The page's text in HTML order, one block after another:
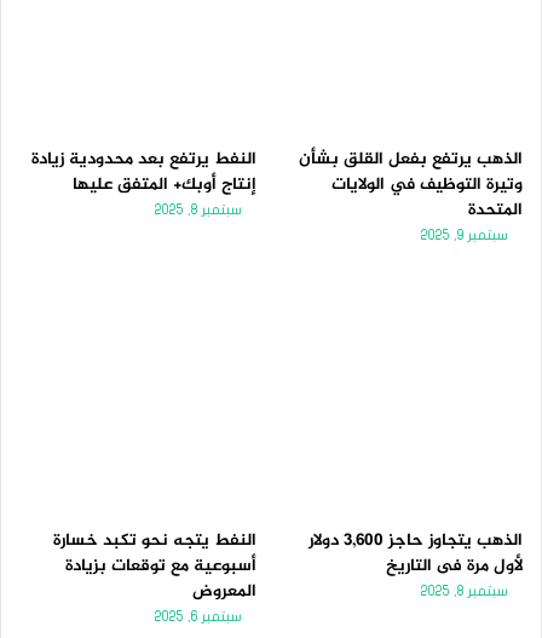
الذهب يرتفع بفعل القلق بشأن
وتيرة التوظيف في الولايات
المتحدة
سبتمبر 9, 2025
النفط يرتفع بعد محدودية زيادة
إنتاج أوبك+ المتفق عليها
سبتمبر 8, 2025
الذهب يتجاوز حاجز 3,600 دولار
لأول مرة فى التاريخ
سبتمبر 8, 2025
النفط يتجه نحو تكبد خسارة
أسبوعية مع توقعات بزيادة
المعروض
سبتمبر 6, 2025